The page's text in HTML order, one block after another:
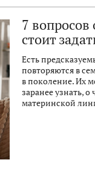
7 вопросов
стоит
Есть
повторяются в
в поколение. Их
заранее узнать,
материнской